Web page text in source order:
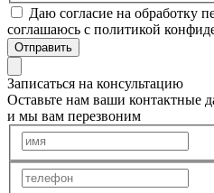
Даю согласие на обработку
соглашаюсь с политикой
Отправить
Записаться на консультацию
Оставьте нам ваши контактные
и мы вам перезвоним